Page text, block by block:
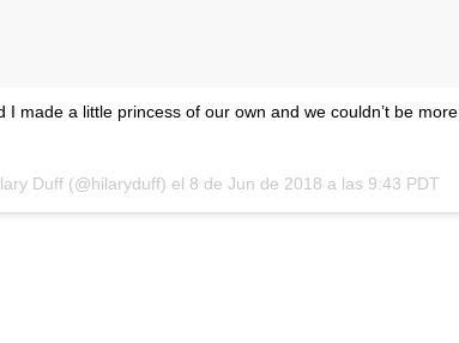
made a little princess of our own and we couldn’t be more
Duff(@hilaryduff) el 8 de Jun de 2018 a las 9:43 PDT